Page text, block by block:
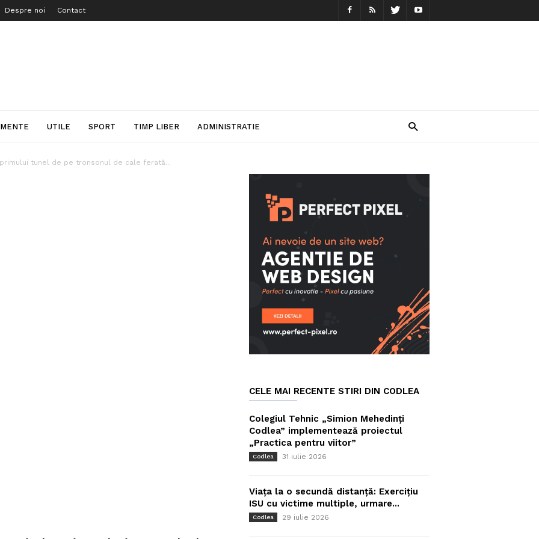
Despre noi Contact
UTILE SPORT TIMP LIBER ADMINISTRATIE
tunel de pe tronsonul de cale ferată...
CELE MAI RECENTE STIRI DIN CODLEA
Colegiul Tehnic „Simion Mehedinți
Codlea” implementează proiectul
„Practica pentru viitor”
Codlea 31 iulie 2026
Viața la o secundă distanță: Exercițiu
ISU cu victime multiple, urmare...
Codlea 29 iulie 2026